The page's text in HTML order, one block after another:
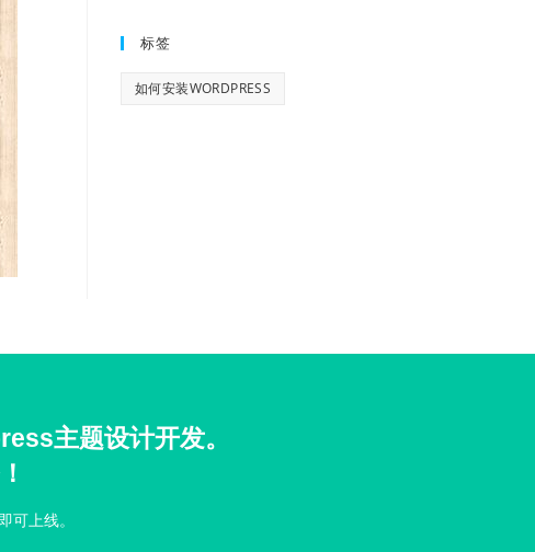
标签
如何安装WORDPRESS
主题设计开发。
可上线。